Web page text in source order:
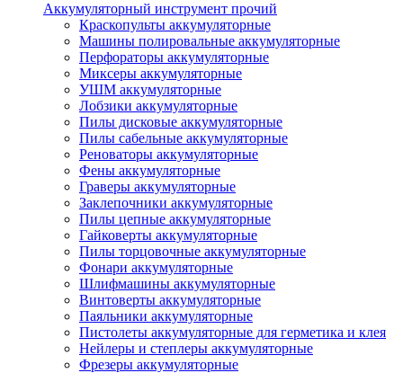
Аккумуляторный инструмент прочий
Краскопульты аккумуляторные
Машины полировальные аккумуляторные
Перфораторы аккумуляторные
Миксеры аккумуляторные
УШМ аккумуляторные
Лобзики аккумуляторные
Пилы дисковые аккумуляторные
Пилы сабельные аккумуляторные
Реноваторы аккумуляторные
Фены аккумуляторные
Граверы аккумуляторные
Заклепочники аккумуляторные
Пилы цепные аккумуляторные
Гайковерты аккумуляторные
Пилы торцовочные аккумуляторные
Фонари аккумуляторные
Шлифмашины аккумуляторные
Винтоверты аккумуляторные
Паяльники аккумуляторные
Пистолеты аккумуляторные для герметика и клея
Нейлеры и степлеры аккумуляторные
Фрезеры аккумуляторные